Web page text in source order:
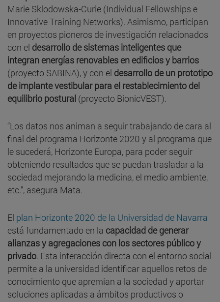
Marie Sklodowska-Curie (Individual Fellowships e
Innovative Training Networks). Asimismo, participan
en proyectos pioneros de investigación relacionados
con el desarrollo de sistemas inteligentes que
integran energías renovables en edificios y barrios
(proyecto SABINA), y con el desarrollo de un prototipo
de implante vestibular para el restablecimiento del
equilibrio postural (proyecto BionicVEST).
“Los datos nos animan a seguir trabajando de cara al
final del programa Horizonte 2020 y al programa que
le sucederá, Horizonte Europa, para poder seguir
obteniendo resultados que se puedan trasladar a la
sociedad mejorando la medicina, el medio ambiente,
etc.", asegura Mata.
El plan Horizonte 2020 de la Universidad de Navarra
está fundamentado en la capacidad de generar
alianzas y agregaciones con los sectores público y
privado. Esta interacción directa con el entorno social
permite a la universidad identificar aquellos retos de
conocimiento que apremian a la sociedad y aportar
soluciones aplicadas a ámbitos productivos o